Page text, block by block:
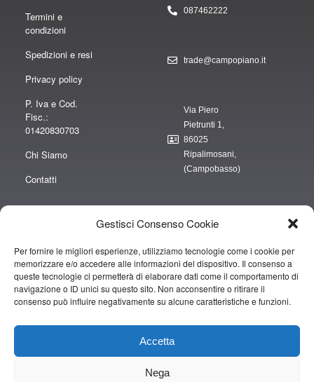
Gestisci Consenso Cookie
Per fornire le migliori esperienze, utilizziamo tecnologie come i cookie per
memorizzare e/o accedere alle informazioni del dispositivo. Il consenso a
queste tecnologie ci permetterà di elaborare dati come il comportamento di
navigazione o ID unici su questo sito. Non acconsentire o ritirare il
consenso può influire negativamente su alcune caratteristiche e funzioni.
Accetta
Nega
Termini e
condizioni
Spedizioni e resi
Privacy policy
P. Iva e Cod.
Fisc.:
01420830703
Chi Siamo
Contatti
087462222
trade@campopiano.it
Via Piero
Pietrunti 1,
86025
Ripalimosani,
(Campobasso)
“obblighi informativi per le erogazioni pubbliche: gli aiuti di Stato e gli aiuti de
minimis ricevuti dalla nostra impresa sono contenuti nel Registro nazionale
degli aiuti di Stato di cui all’art. 52 della L. 234/2012” e consultabili al seguente
link
https://www.rna.gov.it/RegistroNazionaleTrasparenza/faces/pages/
Copyright © 2019 CAMPOPIANO S.A.S. DI CAMPOPIANO MARIO & C.